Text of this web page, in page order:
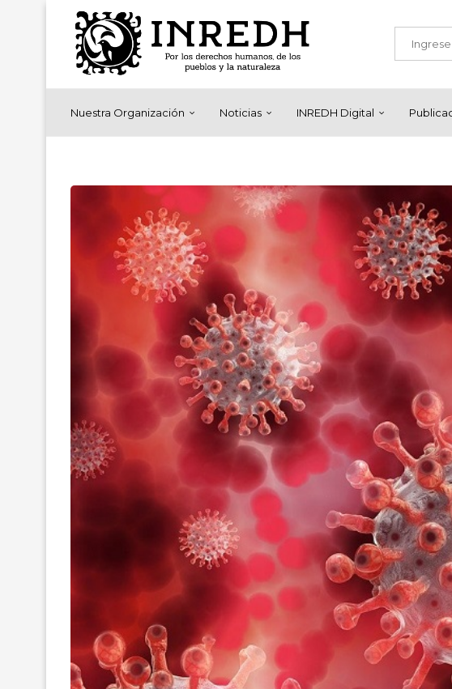
Nuestra Organización Noticias INREDH Digital